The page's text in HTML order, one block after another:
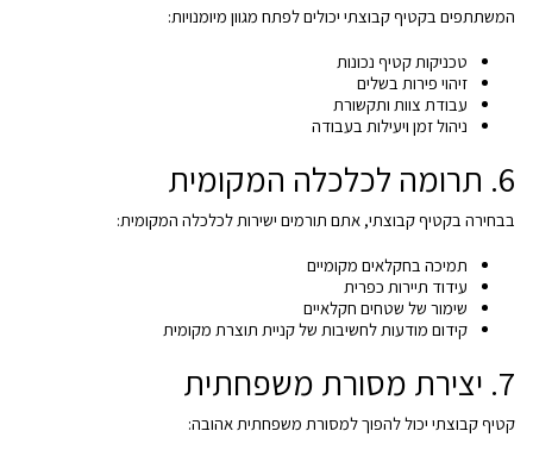
המשתתפים בקטיף קבוצתי יכולים לפתח מגוון מיומנויות:
טכניקות קטיף נכונות
זיהוי פירות בשלים
עבודת צוות ותקשורת
ניהול זמן ויעילות בעבודה
6. תרומה לכלכלה המקומית
בבחירה בקטיף קבוצתי, אתם תורמים ישירות לכלכלה המקומית:
תמיכה בחקלאים מקומיים
עידוד תיירות כפרית
שימור של שטחים חקלאיים
קידום מודעות לחשיבות של קניית תוצרת מקומית
7. יצירת מסורת משפחתית
קטיף קבוצתי יכול להפוך למסורת משפחתית אהובה: